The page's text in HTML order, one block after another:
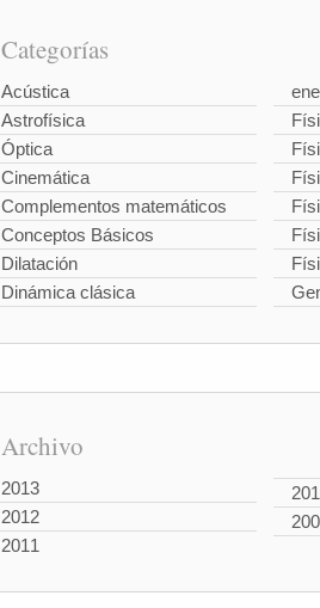
Categorías
Acústica
Astrofísica
Óptica
Cinemática
Complementos matemáticos
Conceptos Básicos
Dilatación
Dinámica clásica
Archivo
2013
2012
2011